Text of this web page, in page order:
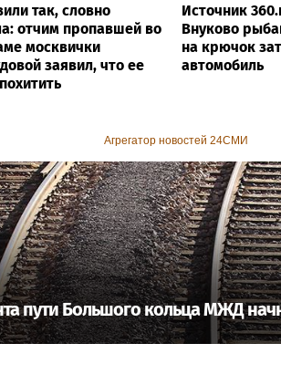
так, словно
отчим пропавшей во
москвички
заявил, что ее
Источник
Внуково
на крючок
автомобиль
Агрегатор новостей 24СМИ
пути Большого кольца МЖД